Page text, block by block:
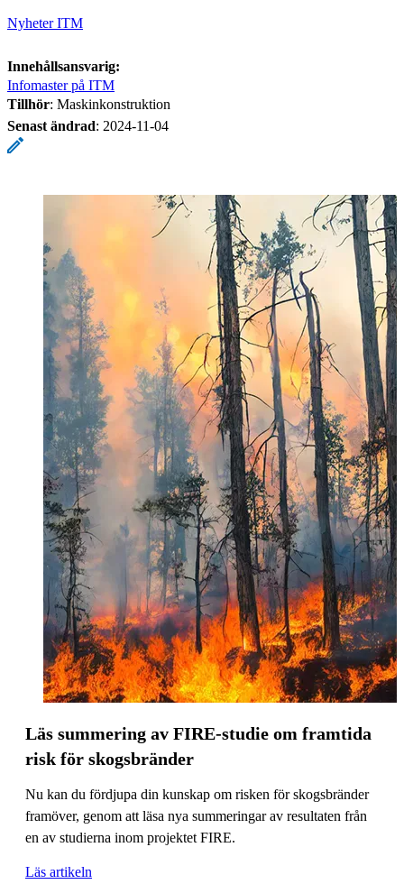
Nyheter ITM
Innehållsansvarig:
Infomaster på ITM
Tillhör: Maskinkonstruktion
Senast ändrad: 2024-11-04
Läs summering av FIRE-studie om framtida
risk för skogsbränder
Nu kan du fördjupa din kunskap om risken för skogsbränder
framöver, genom att läsa nya summeringar av resultaten från
en av studierna inom projektet FIRE.
Läs artikeln